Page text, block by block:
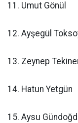
11. Umut Gönül
12. Ayşegül
13. Zeynep
14. Hatun Yetgün
15. Aysu